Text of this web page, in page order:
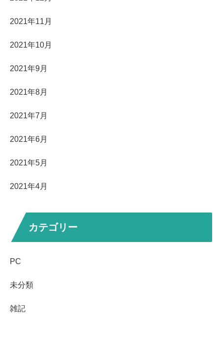
2021年11月
2021年10月
2021年9月
2021年8月
2021年7月
2021年6月
2021年5月
2021年4月
カテゴリー
PC
未分類
雑記